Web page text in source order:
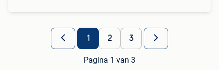
1 2 3
Pagina 1 van 3